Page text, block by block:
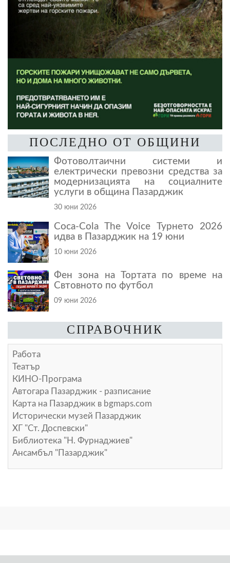
ПОСЛЕДНО ОТ ОБЩИНИ
Фотоволтаични системи и
електрически превозни средства за
модернизацията на социалните
услуги в община Пазарджик
30 юни 2026
Coca-Cola The Voice Турнето 2026
идва в Пазарджик на 19 юни
10 юни 2026
Фен зона на Тортата по време на
Свтовното по футбол
09 юни 2026
СПРАВОЧНИК
Работа
Театър
КИНО-Програма
Автогара Пазарджик - разписание
Карта на Пазарджик в bgmaps.com
Исторически музей Пазарджик
ХГ "Ст. Доспевски"
Библиотека "Н. Фурнаджиев"
Ансамбъл "Пазарджик"